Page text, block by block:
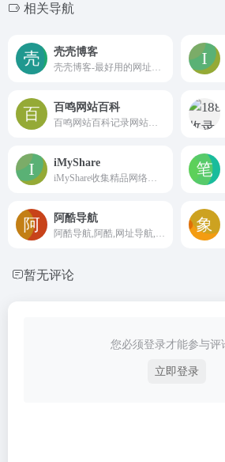
相关导航
壳壳博客
百鸣网站百科
iMyShare
阿酷导航
暂无评论
您必须登录才能参与评
立即登录